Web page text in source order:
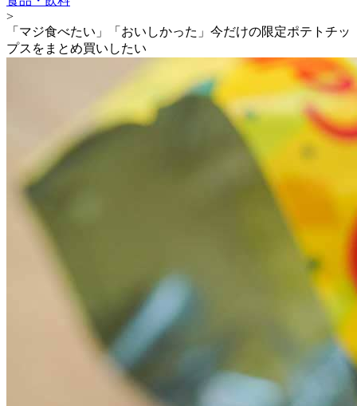
>
「マジ食べたい」「おいしかった」今だけの限定ポテトチッ
プスをまとめ買いしたい